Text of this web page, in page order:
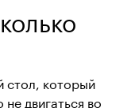
стол, который
двигаться во